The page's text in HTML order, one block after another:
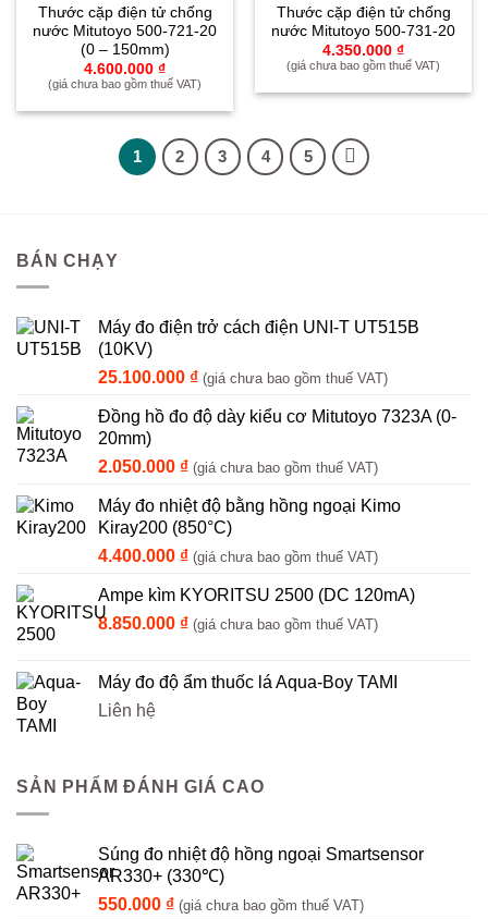
thích
Thước cặp điện tử chống
nước Mitutoyo 500-721-20
(0 – 150mm)
4.600.000 ₫
(giá chưa bao gồm thuế VAT)
thích
Thước cặp điện tử chống
nước Mitutoyo 500-731-20
4.350.000 ₫
(giá chưa bao gồm thuế VAT)
1 2 3 4 5
BÁN CHẠY
Máy đo điện trở cách điện UNI-T UT515B
(10KV)
25.100.000 ₫ (giá chưa bao gồm thuế VAT)
Đồng hồ đo độ dày kiểu cơ Mitutoyo 7323A (0-
20mm)
2.050.000 ₫ (giá chưa bao gồm thuế VAT)
Máy đo nhiệt độ bằng hồng ngoại Kimo
Kiray200 (850°C)
4.400.000 ₫ (giá chưa bao gồm thuế VAT)
Ampe kìm KYORITSU 2500 (DC 120mA)
8.850.000 ₫ (giá chưa bao gồm thuế VAT)
Máy đo độ ẩm thuốc lá Aqua-Boy TAMI
Liên hệ
SẢN PHẨM ĐÁNH GIÁ CAO
Súng đo nhiệt độ hồng ngoại Smartsensor
AR330+ (330℃)
550.000 ₫ (giá chưa bao gồm thuế VAT)